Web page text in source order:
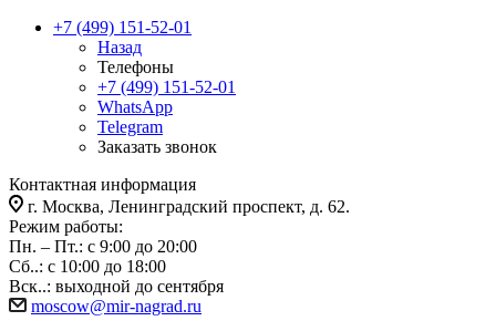
+7 (499) 151-52-01
Назад
Телефоны
+7 (499) 151-52-01
WhatsApp
Telegram
Заказать звонок
Контактная информация
г. Москва, Ленинградский проспект, д. 62.
Режим работы:
Пн. – Пт.: с 9:00 до 20:00
Сб..: с 10:00 до 18:00
Вск..: выходной до сентября
moscow@mir-nagrad.ru